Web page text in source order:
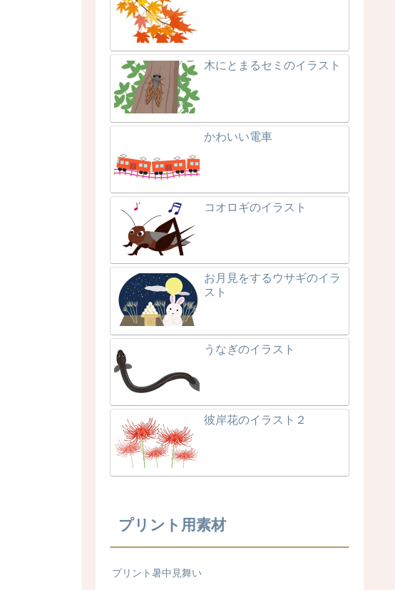
木にとまるセミのイラスト
かわいい電車
コオロギのイラスト
お月見をするウサギのイラ
スト
うなぎのイラスト
彼岸花のイラスト２
プリント用素材
プリント暑中見舞い